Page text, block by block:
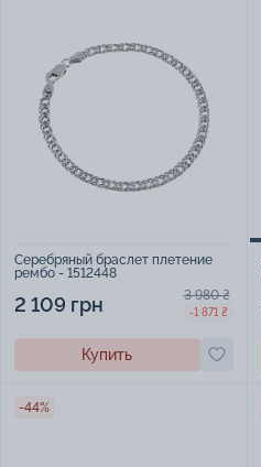
Серебряный браслет плетение
рембо - 1512448
2 109 грн 3 980 ₴
-1 871 ₴
Купить
-44%